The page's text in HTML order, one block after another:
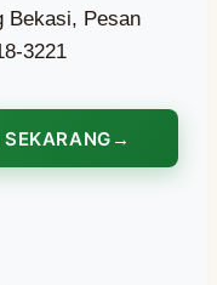
Bekasi, Pesan
3221